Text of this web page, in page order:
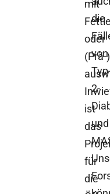
mit
oder
ist
das
für
die
die
von
2-
und